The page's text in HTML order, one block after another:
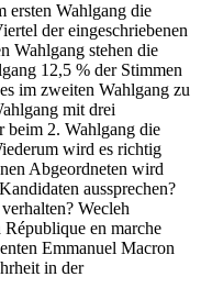
ersten Wahlgang die
der eingeschriebenen
Wahlgang stehen die
12,5 % der Stimmen
im zweiten Wahlgang zu
mit drei
beim 2. Wahlgang die
wird es richtig
Abgeordneten wird
aussprechen?
Wecleh
en marche
Emmanuel Macron
in der